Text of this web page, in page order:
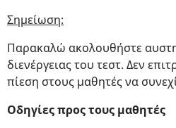
Σημείωση:
Παρακαλώ ακολουθήστε
διενέργειας του τεστ. Δεν
πίεση στους μαθητές να
Οδηγίες προς τους μαθητές